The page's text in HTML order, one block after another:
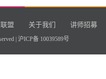
盟 关于我们 讲师招募
| 沪ICP备 10039589号